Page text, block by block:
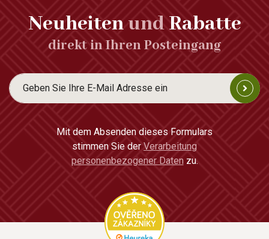
NeuheitenundRabatte
direkt in Ihren Posteingang
Mit dem Absenden dieses Formulars
stimmen Sie der Verarbeitung
personenbezogener Daten zu.